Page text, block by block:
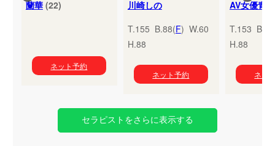
蘭華(22)
ネット予約
川崎しの
T.155 B.88(F) W.60
H.88
ネット予約
T.153
H.88
ネッ
セラピストをさらに表示する